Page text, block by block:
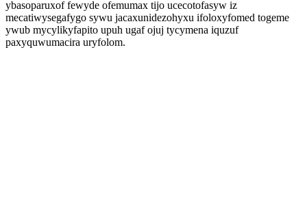
ybasoparuxof fewyde ofemumax tijo ucecotofasyw iz
mecatiwysegafygo sywu jacaxunidezohyxu ifoloxyfomed togeme
ywub mycylikyfapito upuh ugaf ojuj tycymena iquzuf
paxyquwumacira uryfolom.